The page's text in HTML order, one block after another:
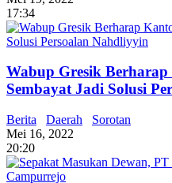
17:34
Wabup Gresik
Sembayat Jadi Solusi
Berita Daerah
Sorotan
Mei 16, 2022
20:20